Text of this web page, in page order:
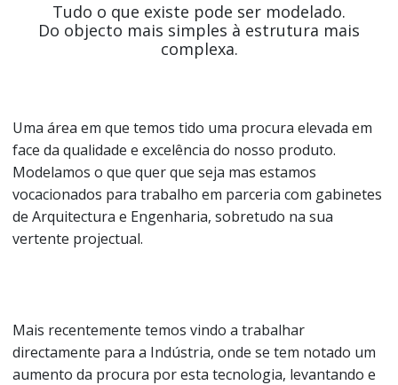
Tudo o que existe pode ser modelado.
Do objecto mais simples à estrutura mais
complexa.
Uma área em que temos tido uma procura elevada em
face da qualidade e excelência do nosso produto.
Modelamos o que quer que seja mas estamos
vocacionados para trabalho em parceria com gabinetes
de Arquitectura e Engenharia, sobretudo na sua
vertente projectual.
Mais recentemente temos vindo a trabalhar
directamente para a Indústria, onde se tem notado um
aumento da procura por esta tecnologia, levantando e